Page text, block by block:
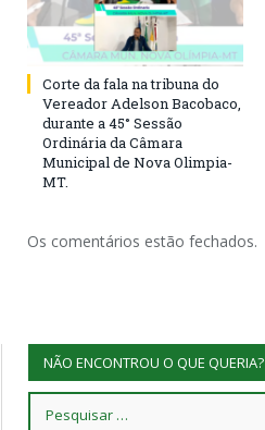
Corte da fala na tribuna do
Vereador Adelson Bacobaco,
durante a 45° Sessão
Ordinária da Câmara
Municipal de Nova Olimpia-
MT.
Os comentários estão fechados.
NÃO ENCONTROU O QUE QUERIA?